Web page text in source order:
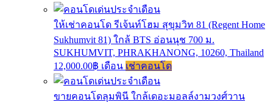
ให้เช่าคอนโด รีเจ้นท์โฮม สุขุมวิท 81 (Regent Home
Sukhumvit 81) ใกล้ BTS อ่อนนุช 700 ม.
SUKHUMVIT, PHRAKHANONG, 10260, Thailand
12,000.00฿ เดือน เช่าคอนโด
ขายคอนโดลุมพินี ใกล้เดอะมอลล์งามวงศ์วาน